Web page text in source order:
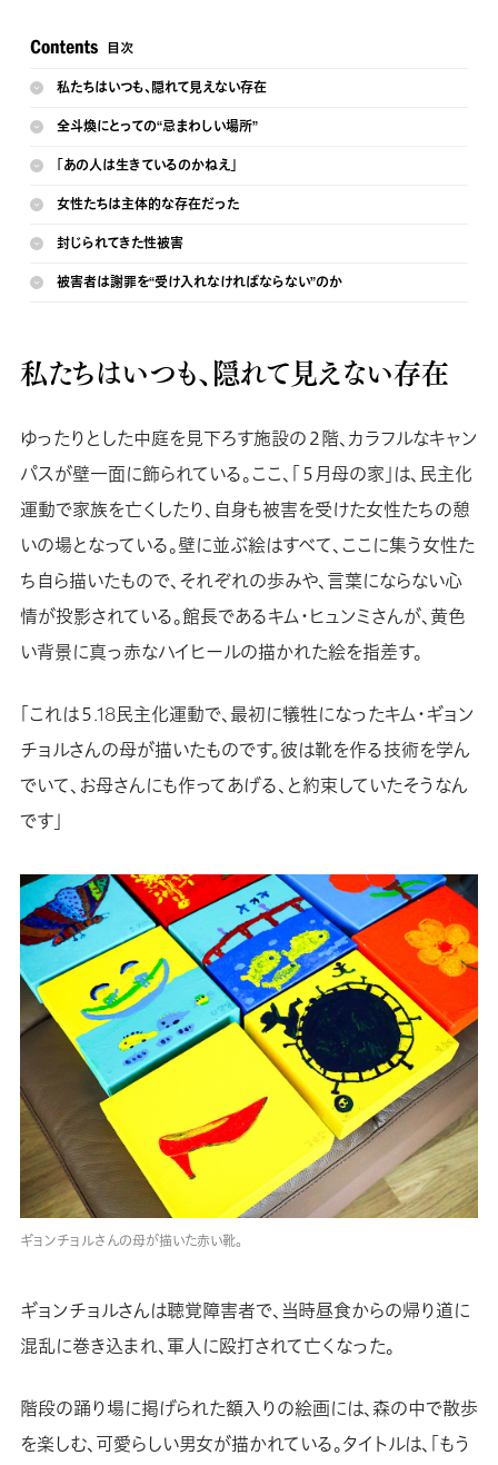
私たちはいつも、隠れて見えない存在
全斗煥にとっての“忌まわしい場所”
「あの人は生きているのかねえ」
女性たちは主体的な存在だった
封じられてきた性被害
被害者は謝罪を“受け入れなければならない”のか
私たちはいつも、隠れて見えない存在
ゆったりとした中庭を見下ろす施設の２階、カラフルなキャン
パスが壁一面に飾られている。ここ、「５月母の家」は、民主化
運動で家族を亡くしたり、自身も被害を受けた女性たちの憩
いの場となっている。壁に並ぶ絵はすべて、ここに集う女性た
ち自ら描いたもので、それぞれの歩みや、言葉にならない心
情が投影されている。館長であるキム・ヒュンミさんが、黄色
い背景に真っ赤なハイヒールの描かれた絵を指差す。
「これは５.18民主化運動で、最初に犠牲になったキム・ギョン
チョルさんの母が描いたものです。彼は靴を作る技術を学ん
でいて、お母さんにも作ってあげる、と約束していたそうなん
です」
ギョンチョルさんの母が描いた赤い靴。
ギョンチョルさんは聴覚障害者で、当時昼食からの帰り道に
混乱に巻き込まれ、軍人に殴打されて亡くなった。
階段の踊り場に掲げられた額入りの絵画には、森の中で散歩
を楽しむ、可愛らしい男女が描かれている。タイトルは、「もう